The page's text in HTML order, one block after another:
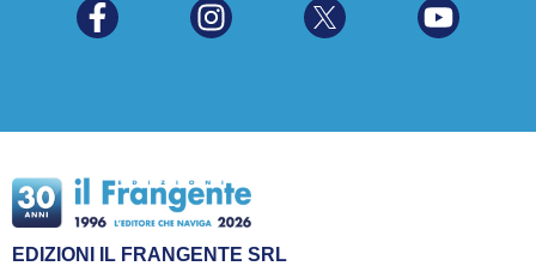
EDIZIONI IL FRANGENTE SRL